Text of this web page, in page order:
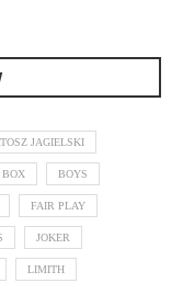
JAGIELSKI
BOX BOYS
FAIR PLAY
JOKER
LIMITH